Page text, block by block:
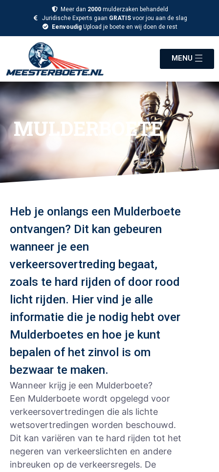
Meer dan 2000 mulderzaken behandeld
Juridische Experts gaan GRATISvoor jou aan de slag
EenvoudigUpload je boete en wij doen de rest
MENU
MULDERBOETE
Heb je onlangs een Mulderboete
ontvangen? Dit kan gebeuren
wanneer je een
verkeersovertreding begaat,
zoals te hard rijden of door rood
licht rijden. Hier vind je alle
informatie die je nodig hebt over
Mulderboetes en hoe je kunt
bepalen of het zinvol is om
bezwaar te maken.
Wanneer krijg je een Mulderboete?
Een Mulderboete wordt opgelegd voor
verkeersovertredingen die als lichte
wetsovertredingen worden beschouwd.
Dit kan variëren van te hard rijden tot het
negeren van verkeerslichten en andere
inbreuken op de verkeersregels. De